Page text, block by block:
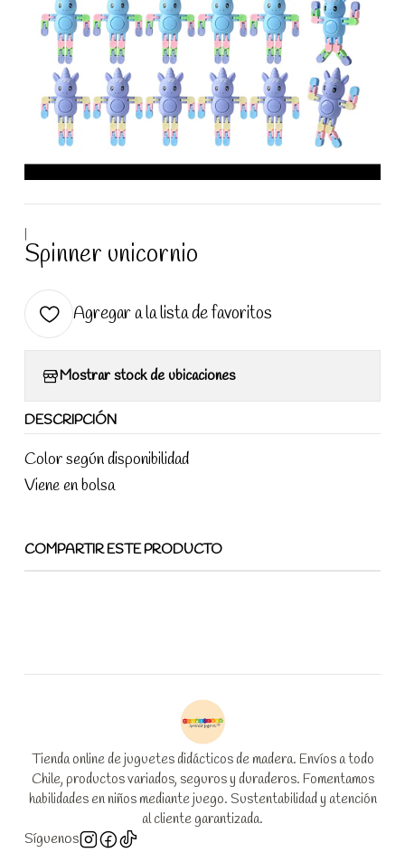
|
Spinner unicornio
Agregar a la lista de favoritos
Mostrar stock de ubicaciones
DESCRIPCIÓN
Color según disponibilidad
Viene en bolsa
COMPARTIR ESTE PRODUCTO
Tienda online de juguetes didácticos de madera. Envíos a todo
Chile, productos variados, seguros y duraderos. Fomentamos
habilidades en niños mediante juego. Sustentabilidad y atención
al cliente garantizada.
Síguenos